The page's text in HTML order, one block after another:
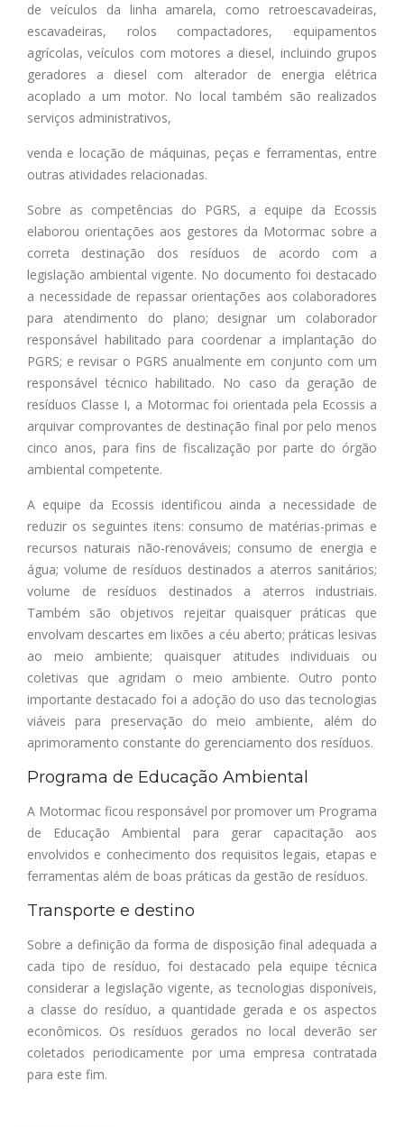
de veículos da linha amarela, como retroescavadeiras,
escavadeiras, rolos compactadores, equipamentos
agrícolas, veículos com motores a diesel, incluindo grupos
geradores a diesel com alterador de energia elétrica
acoplado a um motor. No local também são realizados
serviços administrativos,
venda e locação de máquinas, peças e ferramentas, entre
outras atividades relacionadas.
Sobre as competências do PGRS, a equipe da Ecossis
elaborou orientações aos gestores da Motormac sobre a
correta destinação dos resíduos de acordo com a
legislação ambiental vigente. No documento foi destacado
a necessidade de repassar orientações aos colaboradores
para atendimento do plano; designar um colaborador
responsável habilitado para coordenar a implantação do
PGRS; e revisar o PGRS anualmente em conjunto com um
responsável técnico habilitado. No caso da geração de
resíduos Classe I, a Motormac foi orientada pela Ecossis a
arquivar comprovantes de destinação final por pelo menos
cinco anos, para fins de fiscalização por parte do órgão
ambiental competente.
A equipe da Ecossis identificou ainda a necessidade de
reduzir os seguintes itens: consumo de matérias-primas e
recursos naturais não-renováveis; consumo de energia e
água; volume de resíduos destinados a aterros sanitários;
volume de resíduos destinados a aterros industriais.
Também são objetivos rejeitar quaisquer práticas que
envolvam descartes em lixões a céu aberto; práticas lesivas
ao meio ambiente; quaisquer atitudes individuais ou
coletivas que agridam o meio ambiente. Outro ponto
importante destacado foi a adoção do uso das tecnologias
viáveis para preservação do meio ambiente, além do
aprimoramento constante do gerenciamento dos resíduos.
Programa de Educação Ambiental
A Motormac ficou responsável por promover um Programa
de Educação Ambiental para gerar capacitação aos
envolvidos e conhecimento dos requisitos legais, etapas e
ferramentas além de boas práticas da gestão de resíduos.
Transporte e destino
Sobre a definição da forma de disposição final adequada a
cada tipo de resíduo, foi destacado pela equipe técnica
considerar a legislação vigente, as tecnologias disponíveis,
a classe do resíduo, a quantidade gerada e os aspectos
econômicos. Os resíduos gerados no local deverão ser
coletados periodicamente por uma empresa contratada
para este fim.